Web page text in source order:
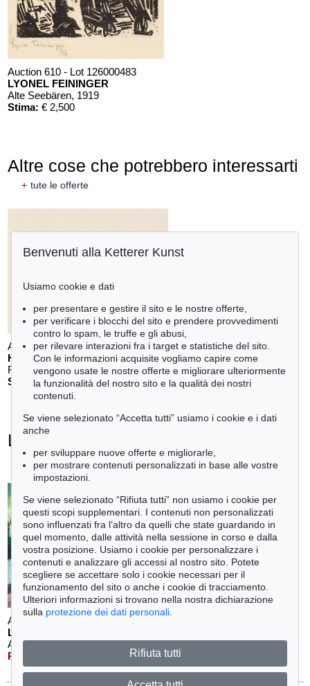
Auction 610 - Lot 126000483
LYONEL FEININGER
Alte Seebären, 1919
Stima: € 2,500
Altre cose che potrebbero interessarti
+ tute le offerte
Auction 610 - Lot 426000372
HERMANN MAX PECHSTEIN
Reisebilder, 1919
Stima:€ 1,600
Lyonel Feininger - Ogetti venduti
tute le offerte
Auction 590 - Lot 40
LYONEL FEININGER
Auf der Brücke, 1913
Risultato:
Benvenuti alla Ketterer Kunst
Usiamo cookie e dati
per presentare e gestire il sito e le nostre offerte,
per verificare i blocchi del sito e prendere provvedimenti
contro lo spam, le truffe e gli abusi,
per rilevare interazioni fra i target e statistiche del sito.
Con le informazioni acquisite vogliamo capire come
vengono usate le nostre offerte e migliorare ulteriormente
la funzionalità del nostro sito e la qualità dei nostri
contenuti.
Se viene selezionato “Accetta tutti” usiamo i cookie e i dati
anche
per sviluppare nuove offerte e migliorarle,
per mostrare contenuti personalizzati in base alle vostre
impostazioni.
Se viene selezionato “Rifiuta tutti” non usiamo i cookie per
questi scopi supplementari. I contenuti non personalizzati
sono influenzati fra l’altro da quelli che state guardando in
quel momento, dalle attività nella sessione in corso e dalla
vostra posizione. Usiamo i cookie per personalizzare i
contenuti e analizzare gli accessi al nostro sito. Potete
scegliere se accettare solo i cookie necessari per il
funzionamento del sito o anche i cookie di tracciamento.
Ulteriori informazioni si trovano nella nostra dichiarazione
sulla protezione dei dati personali
Rifiuta tutti